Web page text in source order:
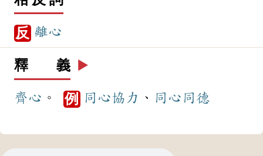
反 離心
釋 義 ▶️
齊心 。 例 同心協力 、 同心同德